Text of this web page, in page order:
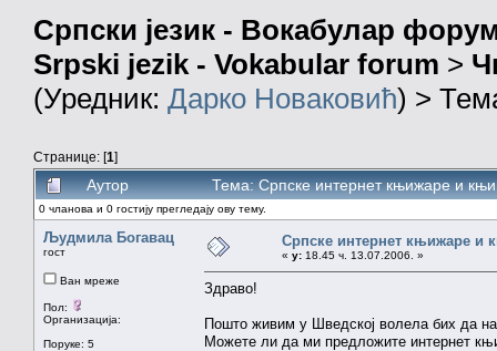
Српски језик - Вокабулар
Srpski jezik - Vokabular forum >
(Уредник: Дарко Новаковић) >
Странице: [1]
Аутор Тема: Српске интернет књижаре и
0 чланова и 0 гостију прегледају ову тему.
Људмила Богавац
гост
Ван мреже
Пол:
Организација:
Поруке: 5
Српске интернет књижаре и
« у: 18.45 ч. 13.07.2006. »
Здраво!
Пошто живим у Шведској волела бих да
Можете ли да ми предложите интернет